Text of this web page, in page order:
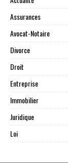
Assurances
Avocat-Notaire
Divorce
Droit
Entreprise
Immobilier
Juridique
Loi